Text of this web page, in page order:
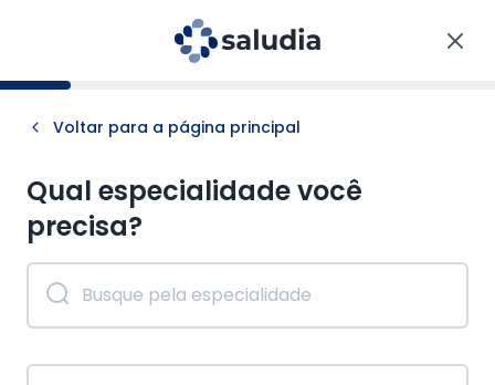
Voltar para a página principal
Qual especialidade você
precisa?